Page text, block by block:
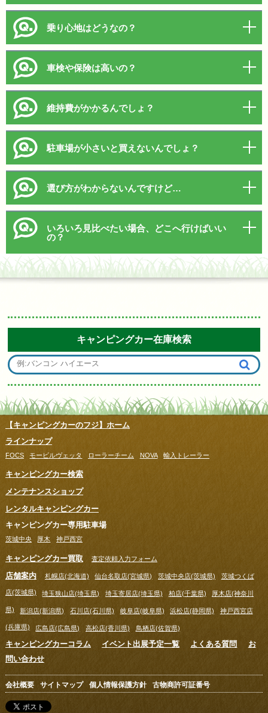
乗り心地はどうなの？
車検や保険は高いの？
維持費がかかるんでしょ？
駐車場が小さいと買えないんでしょ？
選び方がわからないんですけど…
いろいろ見比べたい場合、どこへ行けばいい
の？
キャンピングカー在庫検索
【キャンピングカーのフジ】ホーム
ラインナップ
FOCS モービルヴェッタ ローラーチーム NOVA 輸入トレーラー
キャンピングカー検索
メンテナンスショップ
レンタルキャンピングカー
キャンピングカー専用駐車場
茨城中央 厚木 神戸西宮
キャンピングカー買取 査定依頼入力フォーム
店舗案内 札幌店(北海道) 仙台名取店(宮城県) 茨城中央店(茨城県) 茨城つくば
店(茨城県) 埼玉狭山店(埼玉県) 埼玉寄居店(埼玉県) 柏店(千葉県) 厚木店(神奈川
県) 新潟店(新潟県) 石川店(石川県) 岐阜店(岐阜県) 浜松店(静岡県) 神戸西宮店
(兵庫県) 広島店(広島県) 高松店(香川県) 鳥栖店(佐賀県)
キャンピングカーコラム イベント出展予定一覧 よくある質問
お
問い合わせ
会社概要 サイトマップ 個人情報保護方針 古物商許可証番号